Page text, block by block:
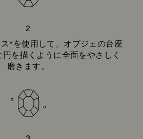
2
*を使用して、オブジェの台座
を描くように全面をやさしく
磨きます。